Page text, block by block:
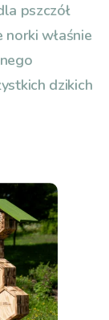
pszczół
właśnie
dzikich